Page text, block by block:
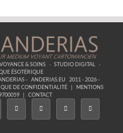
VOYANCE & SOINS · STUDIO DIGITAL
·
ÉSOTÉRIQUE
- ANDERIAS.EU
2011 - 2026 -
DE CONFIDENTIALITÉ |
MENTIONS
| CONTACT